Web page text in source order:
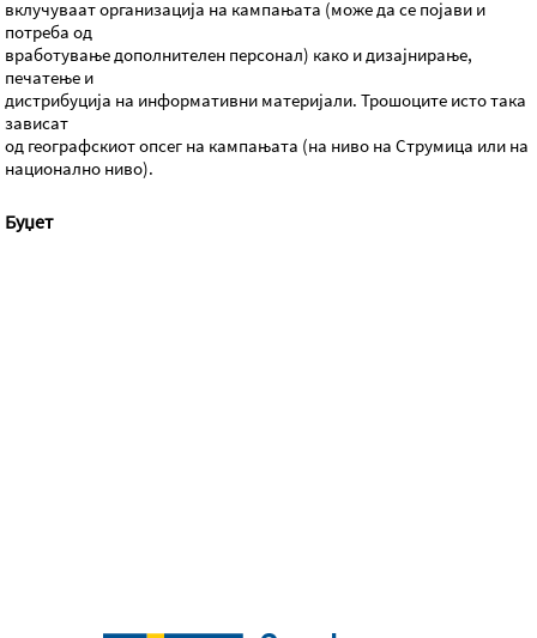
вклучуваат организација на кампањата (може да се појави и
потреба од
вработување дополнителен персонал) како и дизајнирање,
печатење и
дистрибуција на информативни материјали. Трошоците исто така
зависат
од географскиот опсег на кампањата (на ниво на Струмица или на
национално ниво).
Буџет